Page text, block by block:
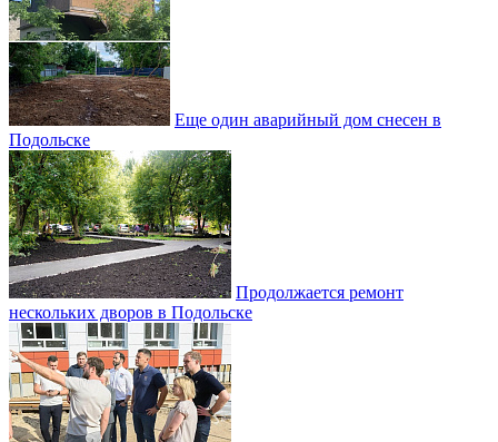
Еще один аварийный дом снесен в
Подольске
Продолжается ремонт
нескольких дворов в Подольске